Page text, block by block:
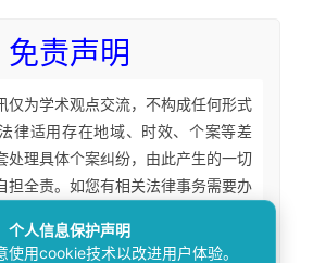
免责声明
仅为学术观点交流，不构成任何形式
律适用存在地域、时效、个案等差
处理具体个案纠纷，由此产生的一切
担全责。如您有相关法律事务需要办
权利人，如涉及您的权益可联系处
个人信息保护声明
使用cookie技术以改进用户体验。